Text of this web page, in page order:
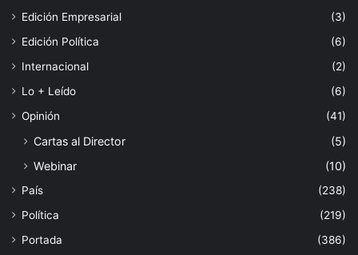
Edición Empresarial
(3)
Edición Política
(6)
Internacional
(2)
Lo + Leído
(6)
Opinión
(41)
Cartas al Director
(5)
Webinar
(10)
País
(238)
Política
(219)
Portada
(386)